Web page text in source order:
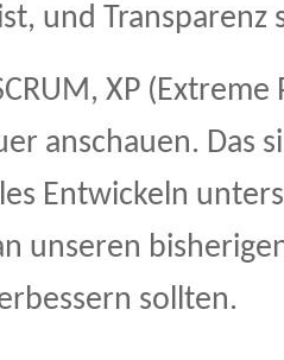
und
XP
anschauen. Das
Entwickeln
unseren
sollten.